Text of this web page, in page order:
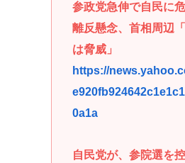
参政党急伸で自民に
離反懸念、首相周辺
は脅威」
https://
0a1a
自民党が、参院選を